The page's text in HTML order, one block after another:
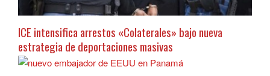
ICE intensifica arrestos «Colaterales» bajo nueva
estrategia de deportaciones masivas